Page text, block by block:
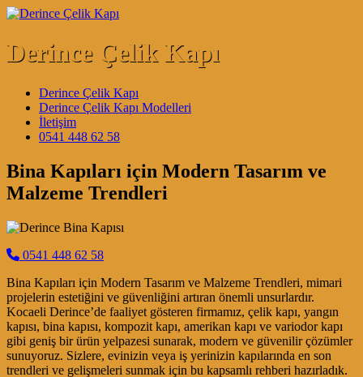
Skip to content
Derince Çelik Kapı
Main Navigation
Derince Çelik Kapı
Derince Çelik Kapı Modelleri
İletişim
0541 448 62 58
Bina Kapıları için Modern Tasarım ve
Malzeme Trendleri
0541 448 62 58
Bina Kapıları için Modern Tasarım ve Malzeme Trendleri, mimari
projelerin estetiğini ve güvenliğini artıran önemli unsurlardır.
Kocaeli Derince’de faaliyet gösteren firmamız, çelik kapı, yangın
kapısı, bina kapısı, kompozit kapı, amerikan kapı ve variodor kapı
gibi geniş bir ürün yelpazesi sunarak, modern ve güvenilir çözümler
sunuyoruz. Sizlere, evinizin veya iş yerinizin kapılarında en son
trendleri ve gelişmeleri sunmak için bu kapsamlı rehberi hazırladık.